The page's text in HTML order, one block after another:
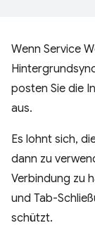
Wenn Service
posten Sie die
aus.
Es lohnt sich,
dann zu
Verbindung zu
und Tab-
schützt.